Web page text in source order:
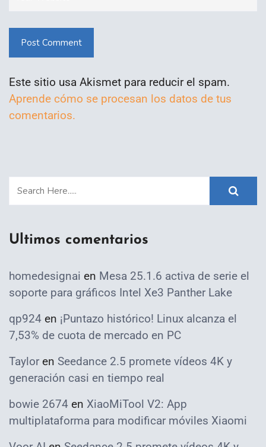
Post Comment
Este sitio usa Akismet para reducir el spam.
Aprende cómo se procesan los datos de tus
comentarios.
Ultimos comentarios
homedesignai en Mesa 25.1.6 activa de serie el
soporte para gráficos Intel Xe3 Panther Lake
qp924 en ¡Puntazo histórico! Linux alcanza el
7,53% de cuota de mercado en PC
Taylor en Seedance 2.5 promete vídeos 4K y
generación casi en tiempo real
bowie 2674 en XiaoMiTool V2: App
multiplataforma para modificar móviles Xiaomi